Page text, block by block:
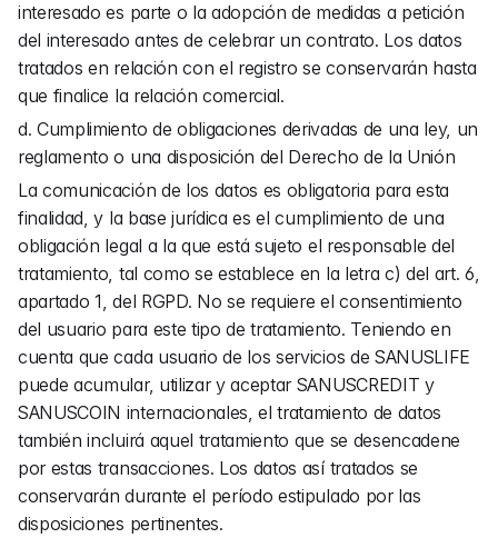
interesado es parte o la adopción de medidas a petición
del interesado antes de celebrar un contrato. Los datos
tratados en relación con el registro se conservarán hasta
que finalice la relación comercial.
d. Cumplimiento de obligaciones derivadas de una ley, un
reglamento o una disposición del Derecho de la Unión
La comunicación de los datos es obligatoria para esta
finalidad, y la base jurídica es el cumplimiento de una
obligación legal a la que está sujeto el responsable del
tratamiento, tal como se establece en la letra c) del art. 6,
apartado 1, del RGPD. No se requiere el consentimiento
del usuario para este tipo de tratamiento. Teniendo en
cuenta que cada usuario de los servicios de SANUSLIFE
puede acumular, utilizar y aceptar SANUSCREDIT y
SANUSCOIN internacionales, el tratamiento de datos
también incluirá aquel tratamiento que se desencadene
por estas transacciones. Los datos así tratados se
conservarán durante el período estipulado por las
disposiciones pertinentes.